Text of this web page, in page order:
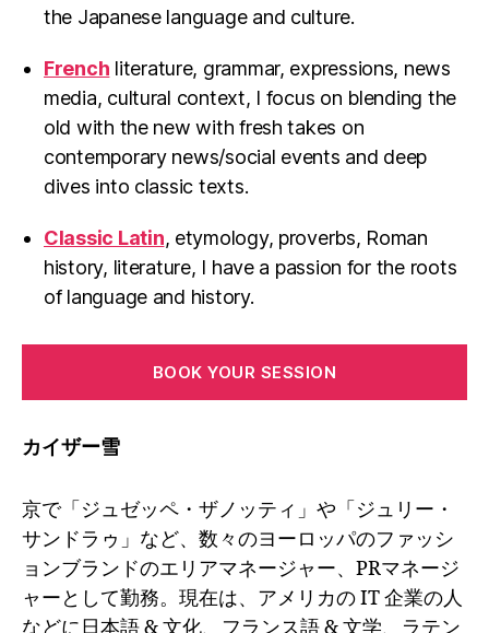
the Japanese language and culture.
French literature, grammar, expressions, news
media, cultural context, I focus on blending the
old with the new with fresh takes on
contemporary news/social events and deep
dives into classic texts.
Classic Latin, etymology, proverbs, Roman
history, literature, I have a passion for the roots
of language and history.
BOOK YOUR SESSION
カイザー雪
京で「ジュゼッペ・ザノッティ」や「ジュリー・
サンドラゥ」など、数々のヨーロッパのファッシ
ョンブランドのエリアマネージャー、PRマネージ
ャーとして勤務。現在は、アメリカの IT 企業の人